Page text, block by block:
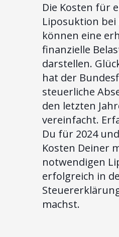
Die Kosten für
Liposuktion bei
können eine
finanzielle
darstellen.
hat der
steuerliche
den letzten
vereinfacht.
Du für 2024
Kosten Deiner
notwendigen
erfolgreich in
machst.